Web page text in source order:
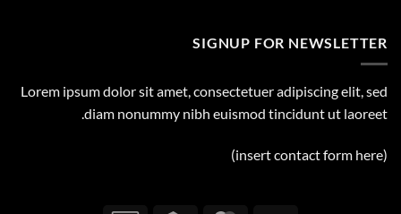
SIGNUP FOR NEWSLETTER
Lorem ipsum dolor sit amet, consectetuer adipiscing elit, sed
diam nonummy nibh euismod tincidunt ut laoreet.
(insert contact form here)